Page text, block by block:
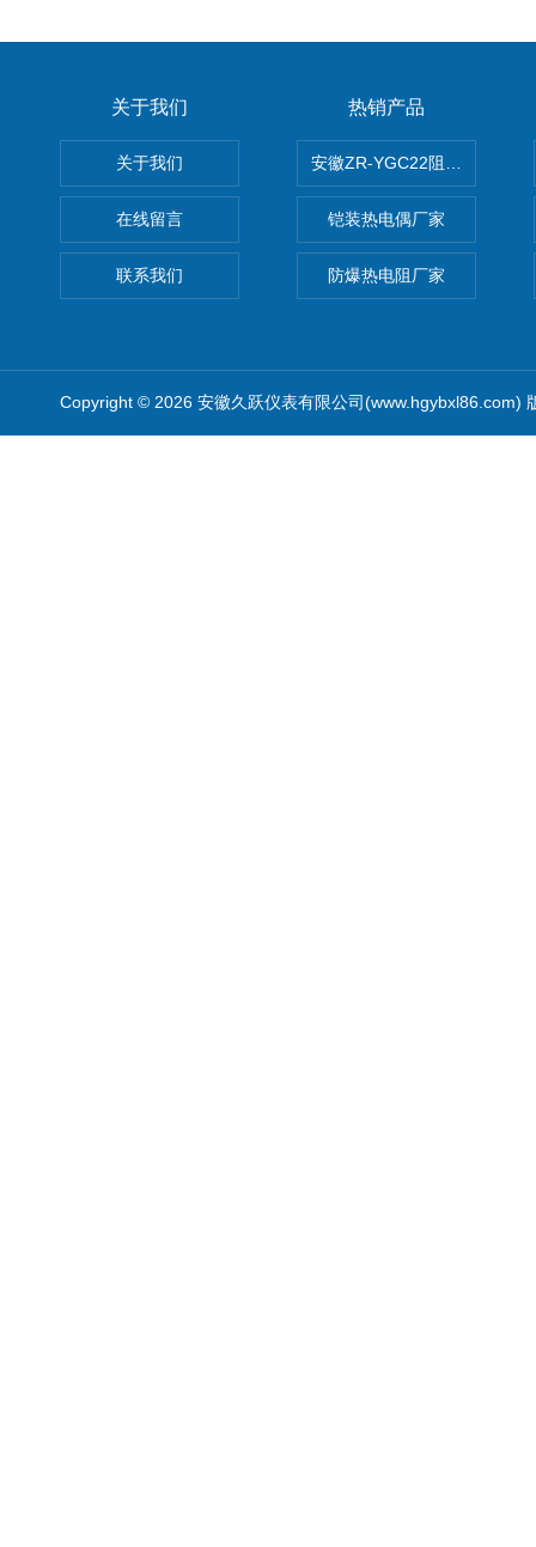
关于我们
关于我们
在线留言
联系我们
热销产品
安徽ZR-YGC22阻燃硅橡胶电
铠装热电偶厂家
防爆热电阻厂家
Copyright © 2026 安徽久跃仪表有限公司(www.hgybxl86.com)